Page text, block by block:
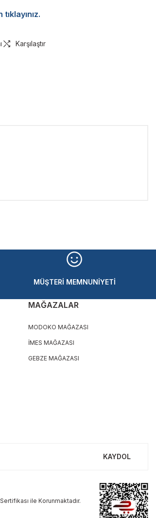
Karşılaştır
MÜŞTERİ MEMNUNİYETİ
MAĞAZALAR
MODOKO MAĞAZASI
İMES MAĞAZASI
GEBZE MAĞAZASI
KAYDOL
ile Korunmaktadır.